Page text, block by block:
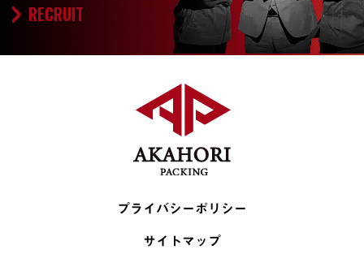
RECRUIT
プライバシーポリシー
サイトマップ